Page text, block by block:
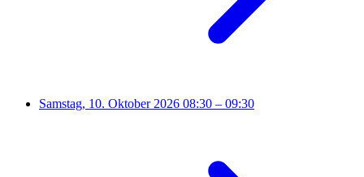
Samstag, 10. Oktober 2026 08:30 – 09:30